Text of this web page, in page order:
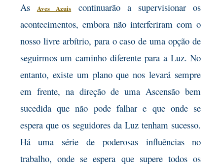
As Aves Azuis
continuarão a supervisionar os
acontecimentos, embora não interferiram com o
nosso livre arbítrio, para o caso de uma opção de
seguirmos um caminho diferente para a Luz. No
entanto, existe um plano que nos levará sempre
em frente, na direção de uma Ascensão bem
sucedida que não pode falhar e que onde se
espera que os seguidores da Luz tenham sucesso.
Há uma série de poderosas influências no
trabalho, onde se espera que supere todos os